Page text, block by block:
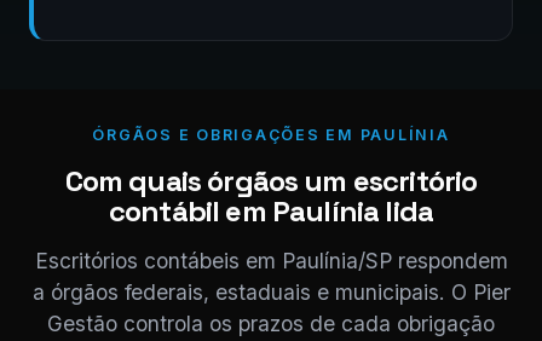
ÓRGÃOS E OBRIGAÇÕES EM PAULÍNIA
Com quais órgãos um escritório
contábil em Paulínia lida
Escritórios contábeis em Paulínia/SP respondem
a órgãos federais, estaduais e municipais. O Pier
Gestão controla os prazos de cada obrigação